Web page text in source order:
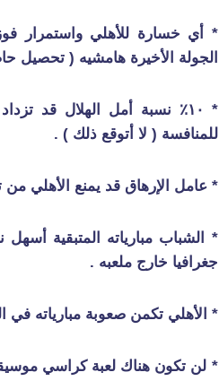
* أي خسارة للأهلي واستمرار
الجولة الأخيرة هامشيه ( تحصيل
* ١٠٪ نسبة أمل الهلال قد
للمنافسة ( لا أتوقع ذلك ) .
* عامل الإرهاق قد يمنع الأهلي من
* الشباب مبارياته المتبقية
جغرافيا خارج ملعبه .
* الأهلي تكمن صعوبة مبارياته في
* لن تكون هناك لعبة كراسي